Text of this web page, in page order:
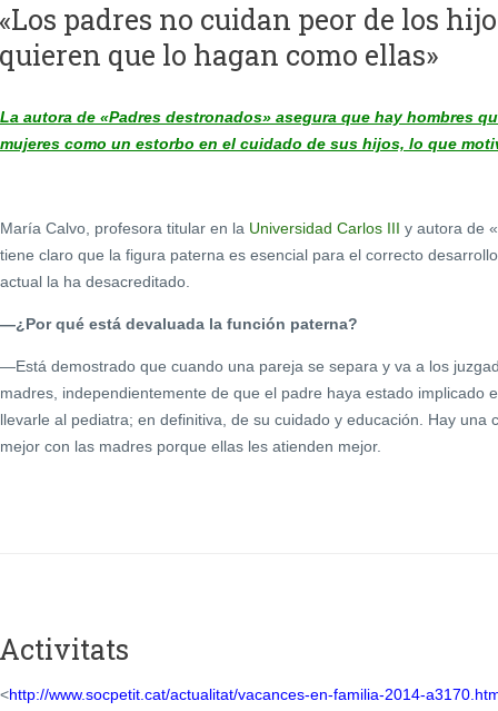
padres no cuidan peor de los
que lo hagan como ellas»
La autora de «Padres destronados» asegura que hay hombres
mujeres como un estorbo en el cuidado de sus hijos, lo que
María Calvo, profesora titular en la Universidad Carlos III y autora de «
tiene claro que la figura paterna es esencial para el correcto
actual la ha desacreditado.
—¿Por qué está devaluada la función paterna?
—Está demostrado que cuando una pareja se separa y va a los
madres, independientemente de que el padre haya estado implicado
llevarle al pediatra; en definitiva, de su cuidado y educación. Hay una
mejor con las madres porque ellas les atienden mejor.
<http://www.socpetit.cat/actualitat/vacances-en-familia-2014-